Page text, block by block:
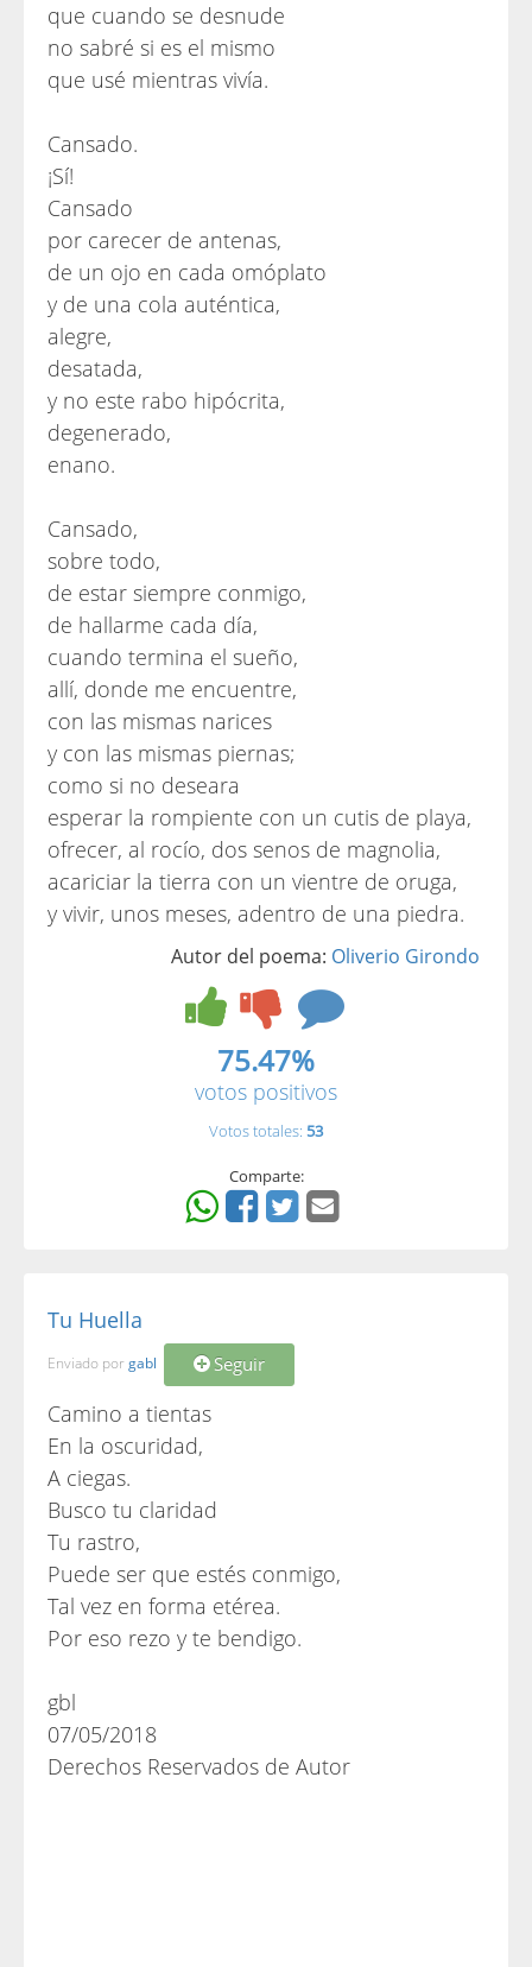
que cuando se desnude
no sabré si es el mismo
que usé mientras vivía.
Cansado.
¡Sí!
Cansado
por carecer de antenas,
de un ojo en cada omóplato
y de una cola auténtica,
alegre,
desatada,
y no este rabo hipócrita,
degenerado,
enano.
Cansado,
sobre todo,
de estar siempre conmigo,
de hallarme cada día,
cuando termina el sueño,
allí, donde me encuentre,
con las mismas narices
y con las mismas piernas;
como si no deseara
esperar la rompiente con un cutis de playa,
ofrecer, al rocío, dos senos de magnolia,
acariciar la tierra con un vientre de oruga,
y vivir, unos meses, adentro de una piedra.
Autor del poema: Oliverio Girondo
75.47%
votos positivos
Votos totales: 53
Comparte:
Tu Huella
Enviado por gabl Seguir
Camino a tientas
En la oscuridad,
A ciegas.
Busco tu claridad
Tu rastro,
Puede ser que estés conmigo,
Tal vez en forma etérea.
Por eso rezo y te bendigo.
gbl
07/05/2018
Derechos Reservados de Autor